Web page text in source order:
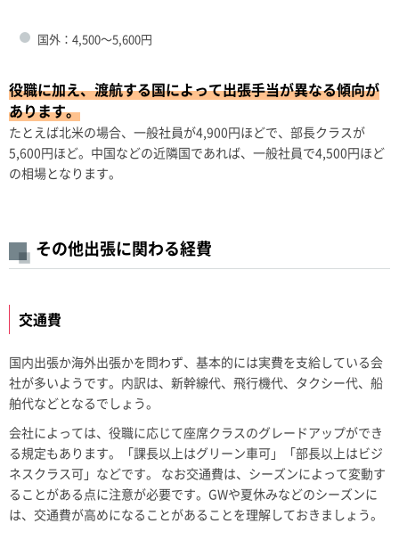
国外：4,500～5,600円
役職に加え、渡航する国によって出張手当が異なる傾向が
あります。
たとえば北米の場合、一般社員が4,900円ほどで、部長クラスが
5,600円ほど。中国などの近隣国であれば、一般社員で4,500円ほど
の相場となります。
その他出張に関わる経費
交通費
国内出張か海外出張かを問わず、基本的には実費を支給している会
社が多いようです。内訳は、新幹線代、飛行機代、タクシー代、船
舶代などとなるでしょう。
会社によっては、役職に応じて座席クラスのグレードアップができ
る規定もあります。「課長以上はグリーン車可」「部長以上はビジ
ネスクラス可」などです。 なお交通費は、シーズンによって変動す
ることがある点に注意が必要です。GWや夏休みなどのシーズンに
は、交通費が高めになることがあることを理解しておきましょう。